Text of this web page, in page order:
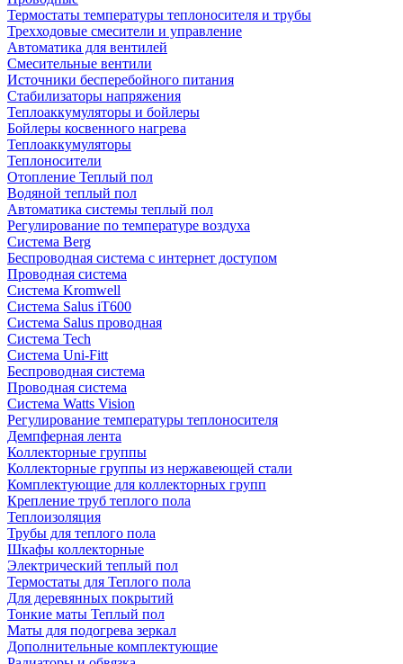
Термостаты температуры теплоносителя и трубы
Трехходовые смесители и управление
Автоматика для вентилей
Смесительные вентили
Источники бесперебойного питания
Стабилизаторы напряжения
Теплоаккумуляторы и бойлеры
Бойлеры косвенного нагрева
Теплоаккумуляторы
Теплоносители
Отопление Теплый пол
Водяной теплый пол
Автоматика системы теплый пол
Регулирование по температуре воздуха
Система Berg
Беспроводная система с интернет доступом
Проводная система
Система Kromwell
Система Salus iT600
Система Salus проводная
Система Tech
Система Uni-Fitt
Беспроводная система
Проводная система
Система Watts Vision
Регулирование температуры теплоносителя
Демпферная лента
Коллекторные группы
Коллекторные группы из нержавеющей стали
Комплектующие для коллекторных групп
Крепление труб теплого пола
Теплоизоляция
Трубы для теплого пола
Шкафы коллекторные
Электрический теплый пол
Термостаты для Теплого пола
Для деревянных покрытий
Тонкие маты Теплый пол
Маты для подогрева зеркал
Дополнительные комплектующие